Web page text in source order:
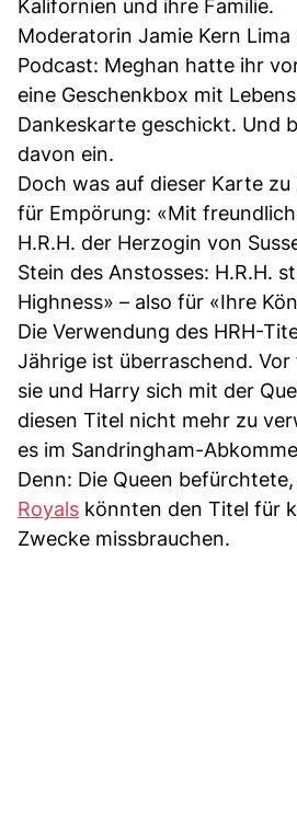
Kalifornien und ihre Familie.
Moderatorin Jamie Kern Lima
Podcast: Meghan hatte ihr
eine Geschenkbox mit
Dankeskarte geschickt. Und
davon ein.
Doch was auf dieser Karte
für Empörung: «Mit
H.R.H. der Herzogin von
Stein des Anstosses: H.R.H.
Highness» – also für «Ihre
Die Verwendung des HRH-
Jährige ist überraschend.
sie und Harry sich mit der
diesen Titel nicht mehr zu
es im Sandringham-
Denn: Die Queen
Royals könnten den Titel für
Zwecke missbrauchen.